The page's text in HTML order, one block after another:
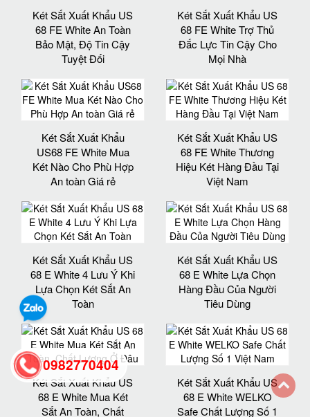
Két Sắt Xuất Khẩu US
68 FE White An Toàn
Bảo Mật, Độ Tin Cậy
Tuyệt Đối
Két Sắt Xuất Khẩu US
68 FE White Trợ Thủ
Đắc Lực Tin Cậy Cho
Mọi Nhà
Két Sắt Xuất Khẩu
US68 FE White Mua
Két Nào Cho Phù Hợp
An toàn Giá rẻ
Két Sắt Xuất Khẩu US
68 FE White Thương
Hiệu Két Hàng Đầu Tại
Việt Nam
Két Sắt Xuất Khẩu US
68 E White 4 Lưu Ý Khi
Lựa Chọn Két Sắt An
Toàn
Két Sắt Xuất Khẩu US
68 E White Lựa Chọn
Hàng Đầu Của Người
Tiêu Dùng
Két Sắt Xuất Khẩu US
68 E White Mua Két
Sắt An Toàn, Chất
Két Sắt Xuất Khẩu US
68 E White WELKO
Safe Chất Lượng Số 1
0982770404
back